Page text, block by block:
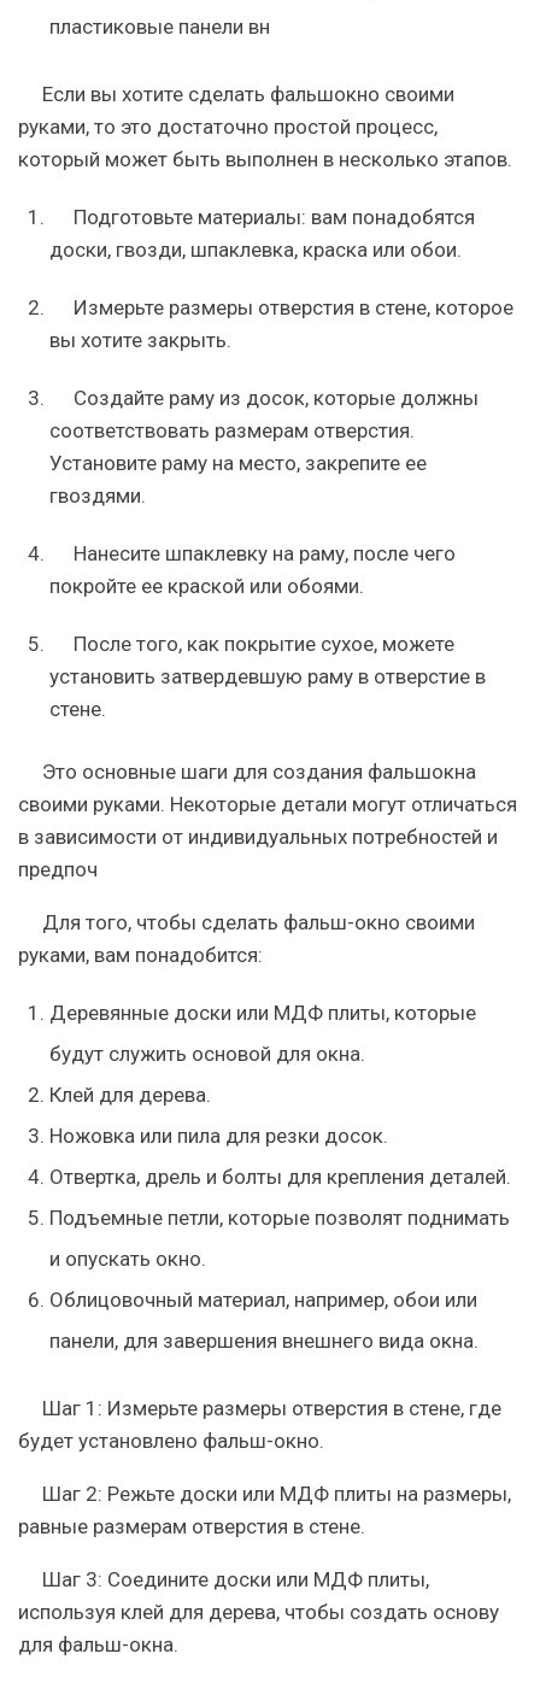
пластиковые панели вн
Если вы хотите сделать фальшокно своими
руками, то это достаточно простой процесс,
который может быть выполнен в несколько этапов.
Подготовьте материалы: вам понадобятся
доски, гвозди, шпаклевка, краска или обои.
Измерьте размеры отверстия в стене, которое
вы хотите закрыть.
Создайте раму из досок, которые должны
соответствовать размерам отверстия.
Установите раму на место, закрепите ее
гвоздями.
Нанесите шпаклевку на раму, после чего
покройте ее краской или обоями.
После того, как покрытие сухое, можете
установить затвердевшую раму в отверстие в
стене.
Это основные шаги для создания фальшокна
своими руками. Некоторые детали могут отличаться
в зависимости от индивидуальных потребностей и
предпоч
Для того, чтобы сделать фальш-окно своими
руками, вам понадобится:
Деревянные доски или МДФ плиты, которые
будут служить основой для окна.
Клей для дерева.
Ножовка или пила для резки досок.
Отвертка, дрель и болты для крепления деталей.
Подъемные петли, которые позволят поднимать
и опускать окно.
Облицовочный материал, например, обои или
панели, для завершения внешнего вида окна.
Шаг 1: Измерьте размеры отверстия в стене, где
будет установлено фальш-окно.
Шаг 2: Режьте доски или МДФ плиты на размеры,
равные размерам отверстия в стене.
Шаг 3: Соедините доски или МДФ плиты,
используя клей для дерева, чтобы создать основу
для фальш-окна.